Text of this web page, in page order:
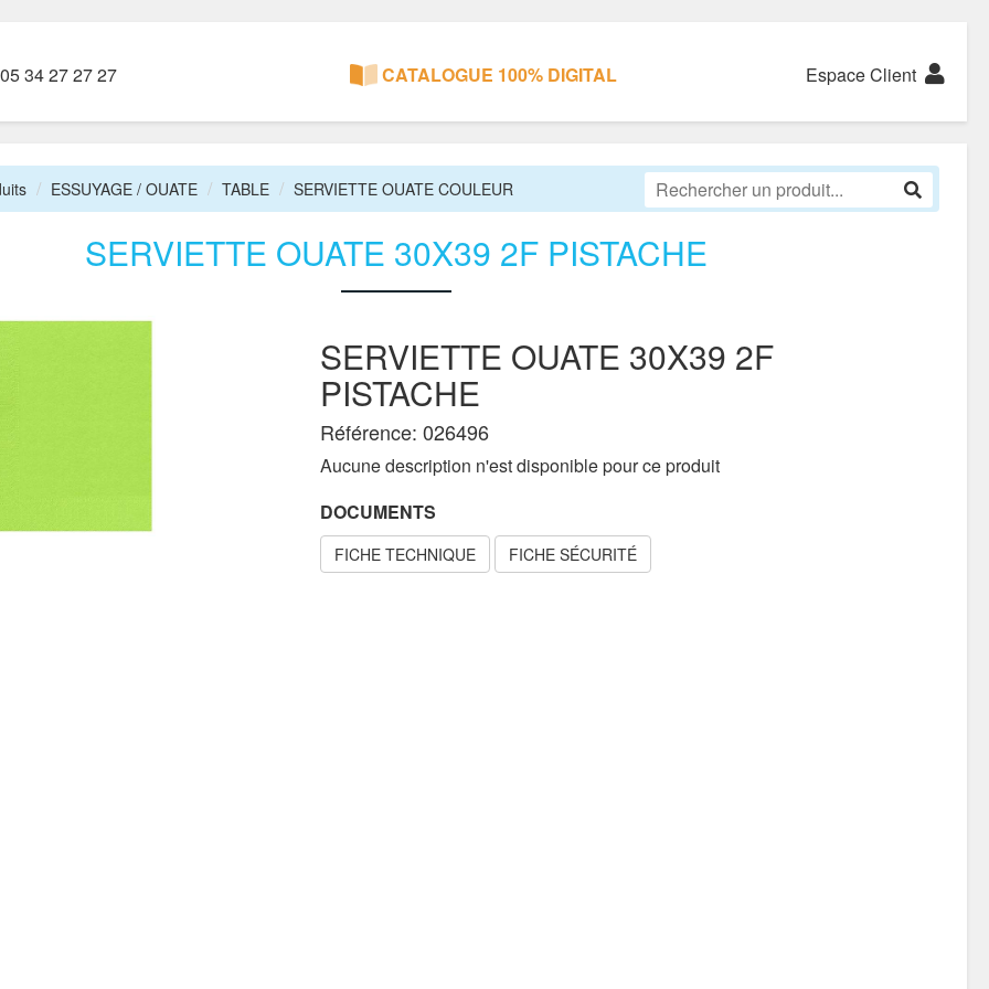
34 27 27 27 CATALOGUE 100% DIGITAL Espace Client
ESSUYAGE / OUATE TABLE SERVIETTE OUATE COULEUR
SERVIETTE OUATE 30X39 2F PISTACHE
SERVIETTE OUATE 30X39 2F
PISTACHE
Référence: 026496
Aucune description n'est disponible pour ce produit
DOCUMENTS
FICHE TECHNIQUE FICHE SÉCURITÉ